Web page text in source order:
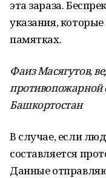
эта зараза.
указания,
памятках.
Фаиз Масягутов,
противопожарной
Башкортостан
В случае, если
составляется
Данные